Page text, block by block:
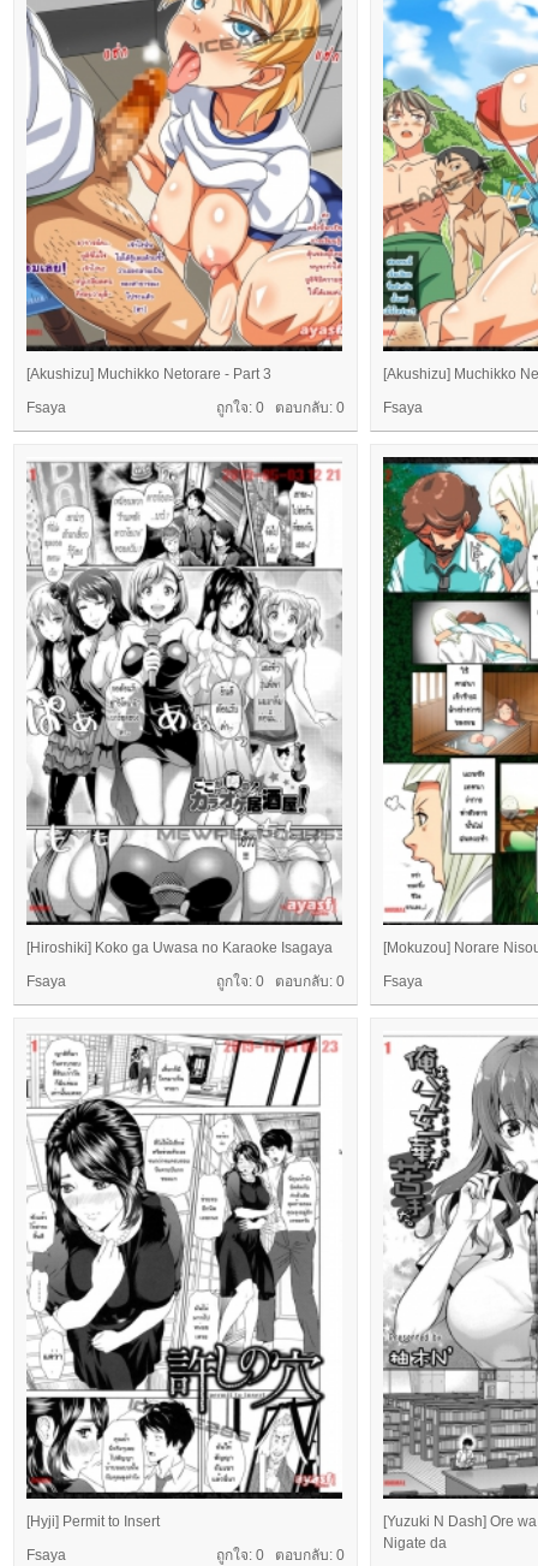
[Akushizu] Muchikko Netorare - Part 3
ถูกใจ: 0 ตอบกลับ: 0
Fsaya
[Akushizu] Muchikko
Fsaya
[Hiroshiki] Koko ga Uwasa no Karaoke Isagaya
ถูกใจ: 0 ตอบกลับ: 0
Fsaya
[Mokuzou] Norare
Fsaya
[Hyji] Permit to Insert
ถูกใจ: 0 ตอบกลับ: 0
Fsaya
[Yuzuki N Dash] Ore
Nigate da